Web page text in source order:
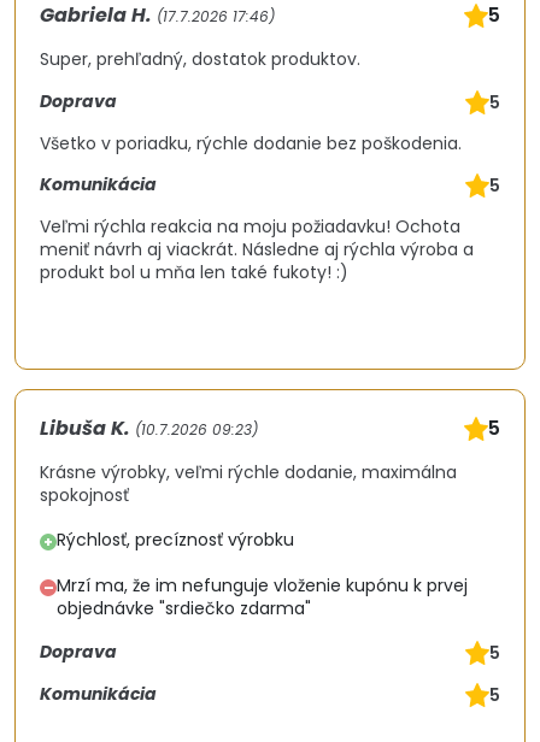
Gabriela H. (17.7.2026 17:46) 5
Super, prehľadný, dostatok produktov.
Doprava
5
Všetko v poriadku, rýchle dodanie bez poškodenia.
Komunikácia
5
Veľmi rýchla reakcia na moju požiadavku! Ochota
meniť návrh aj viackrát. Následne aj rýchla výroba a
produkt bol u mňa len také fukoty! :)
Libuša K. (10.7.2026 09:23) 5
Krásne výrobky, veľmi rýchle dodanie, maximálna
spokojnosť
+Rýchlosť, precíznosť výrobku
–Mrzí ma, že im nefunguje vloženie kupónu k prvej
objednávke "srdiečko zdarma"
Doprava
5
Komunikácia
5